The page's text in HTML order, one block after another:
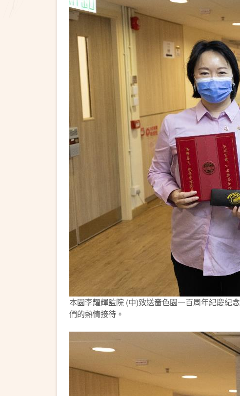
本園李耀輝監院 (中)致送嗇色園一百周年紀慶紀
們的熱情接待。